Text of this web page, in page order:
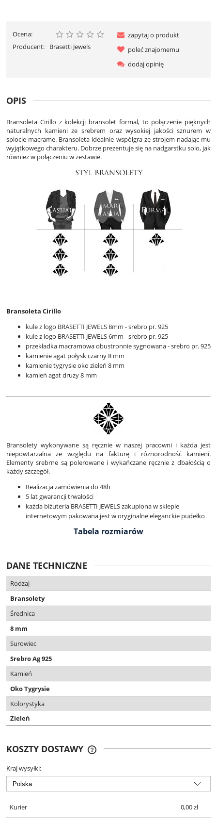
Ocena:
Producent:
Brasetti Jewels
zapytaj o produkt
poleć znajomemu
dodaj opinię
OPIS
Bransoleta Cirillo z kolekcji bransolet formal, to połączenie pięknych
naturalnych kamieni ze srebrem oraz wysokiej jakości sznurem w
splocie macrame. Bransoleta idealnie współgra ze strojem nadając mu
wyjątkowego charakteru. Dobrze prezentuje się na nadgarstku solo, jak
również w połączeniu w zestawie.
Bransoleta Cirillo
kule z logo BRASETTI JEWELS 8mm - srebro pr. 925
kule z logo BRASETTI JEWELS 6mm - srebro pr. 925
przekładka macramowa obustronnie sygnowana - srebro pr. 925
kamienie agat połysk czarny 8 mm
kamienie tygrysie oko zieleń 8 mm
kamień agat druzy 8 mm
Bransolety wykonywane są ręcznie w naszej pracowni i każda jest
niepowtarzalna ze względu na fakturę i różnorodność kamieni.
Elementy srebrne są polerowane i wykańczane ręcznie z dbałością o
każdy szczegół.
Realizacja zamówienia do 48h
5 lat gwarancji trwałości
każda biżuteria BRASETTI JEWELS zakupiona w sklepie
internetowym pakowana jest w oryginalne eleganckie pudełko
Tabela rozmiarów
DANE TECHNICZNE
Rodzaj
Bransolety
Średnica
8 mm
Surowiec
Srebro Ag 925
Kamień
Oko Tygrysie
Kolorystyka
Zieleń
KOSZTY DOSTAWY
Kraj wysyłki:
Kurier 0,00 zł